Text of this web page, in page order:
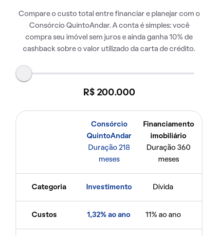
Compare o custo total entre financiar e planejar com o
Consórcio QuintoAndar. A conta é simples: você
compra seu imóvel sem juros e ainda ganha 10% de
cashback sobre o valor utilizado da carta de crédito.
R$ 200.000
Consórcio
QuintoAndar
Duração 218
meses
Financiamento
imobiliário
Duração 360
meses
Categoria Investimento Dívida
Custos 1,32% ao ano 11% ao ano